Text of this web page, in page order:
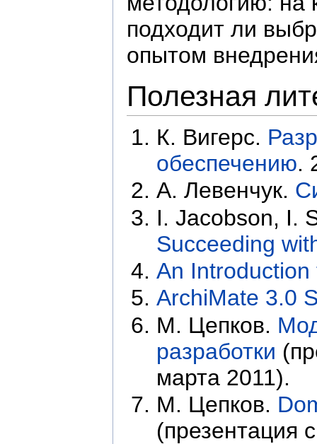
подходит ли
опытом
Полезная
К. Вигерс.
обеспечению.
А. Левенчук.
I. Jacobson, I.
Succeeding
An
ArchiMate 3.0
М. Цепков.
разработки
марта 2011).
М. Цепков.
(презентация